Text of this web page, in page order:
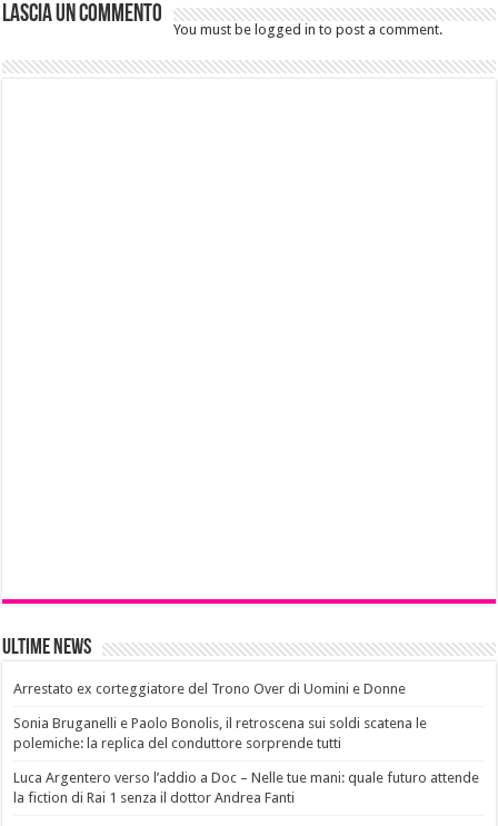
Lascia un commento
You must be logged in to post a comment.
Ultime News
Arrestato ex corteggiatore del Trono Over di Uomini e Donne
Sonia Bruganelli e Paolo Bonolis, il retroscena sui soldi scatena le
polemiche: la replica del conduttore sorprende tutti
Luca Argentero verso l’addio a Doc – Nelle tue mani: quale futuro attende
la fiction di Rai 1 senza il dottor Andrea Fanti